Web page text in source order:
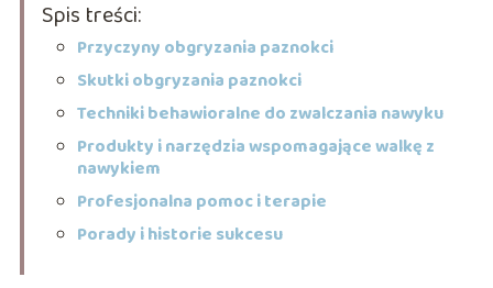
Spis treści:
Przyczyny obgryzania paznokci
Skutki obgryzania paznokci
Techniki behawioralne do zwalczania nawyku
Produkty i narzędzia wspomagające walkę z
nawykiem
Profesjonalna pomoc i terapie
Porady i historie sukcesu